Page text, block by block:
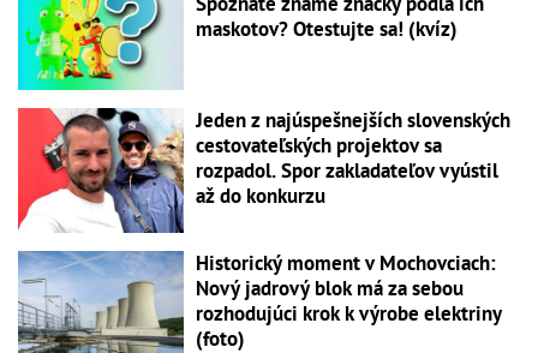
maskotov? Otestujte sa! (kvíz)
Jeden z najúspešnejších slovenských
cestovateľských projektov sa
rozpadol. Spor zakladateľov vyústil
až do konkurzu
Historický moment v Mochovciach:
Nový jadrový blok má za sebou
rozhodujúci krok k výrobe elektriny
(foto)